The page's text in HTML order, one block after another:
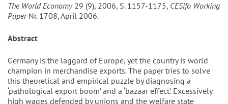
The World Economy29 (9), 2006, S. 1157-1175, CESifo Working
PaperNr. 1708, April 2006.
Abstract
Germany is the laggard of Europe, yet the country is world
champion in merchandise exports. The paper tries to solve
this theoretical and empirical puzzle by diagnosing a
‘pathological export boom’ and a ‘bazaar effect’. Excessively
high wages defended by unions and the welfare state